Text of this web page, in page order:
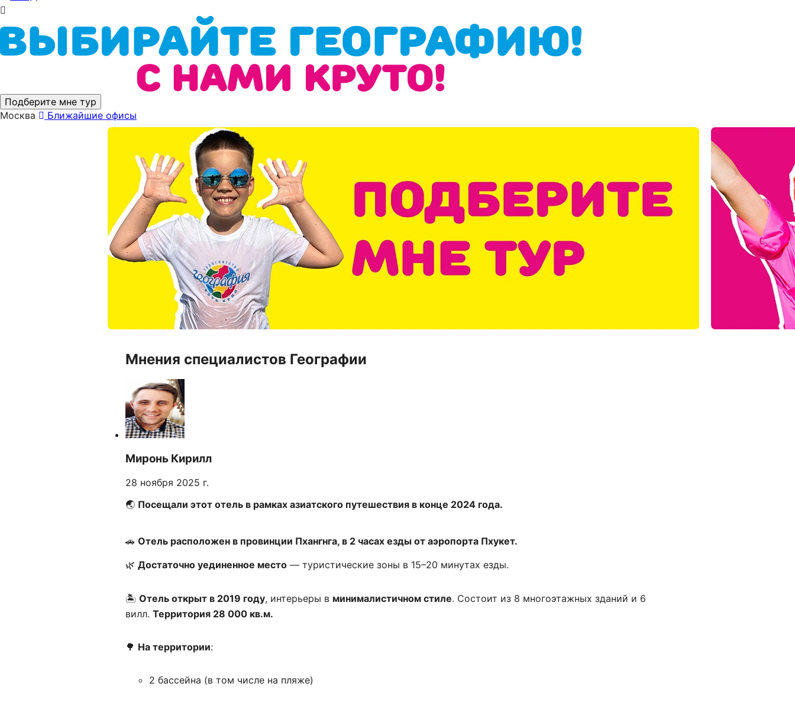
Подберите мне тур
Москва
Ближайшие офисы
Мнения специалистов Географии
Миронь Кирилл
28 ноября 2025 г.
🌏 Посещали этот отель в рамках азиатского путешествия в конце 2024 года.
🚗 Отель расположен в провинции Пхангнга, в 2 часах езды от аэропорта Пхукет.
🌿 Достаточно уединенное место — туристические зоны в 15–20 минутах езды.
🏝️ Отель открыт в 2019 году, интерьеры в минималистичном стиле. Состоит из 8 многоэтажных зданий и 6
вилл. Территория 28 000 кв.м.
🌳 На территории:
2 бассейна (в том числе на пляже)